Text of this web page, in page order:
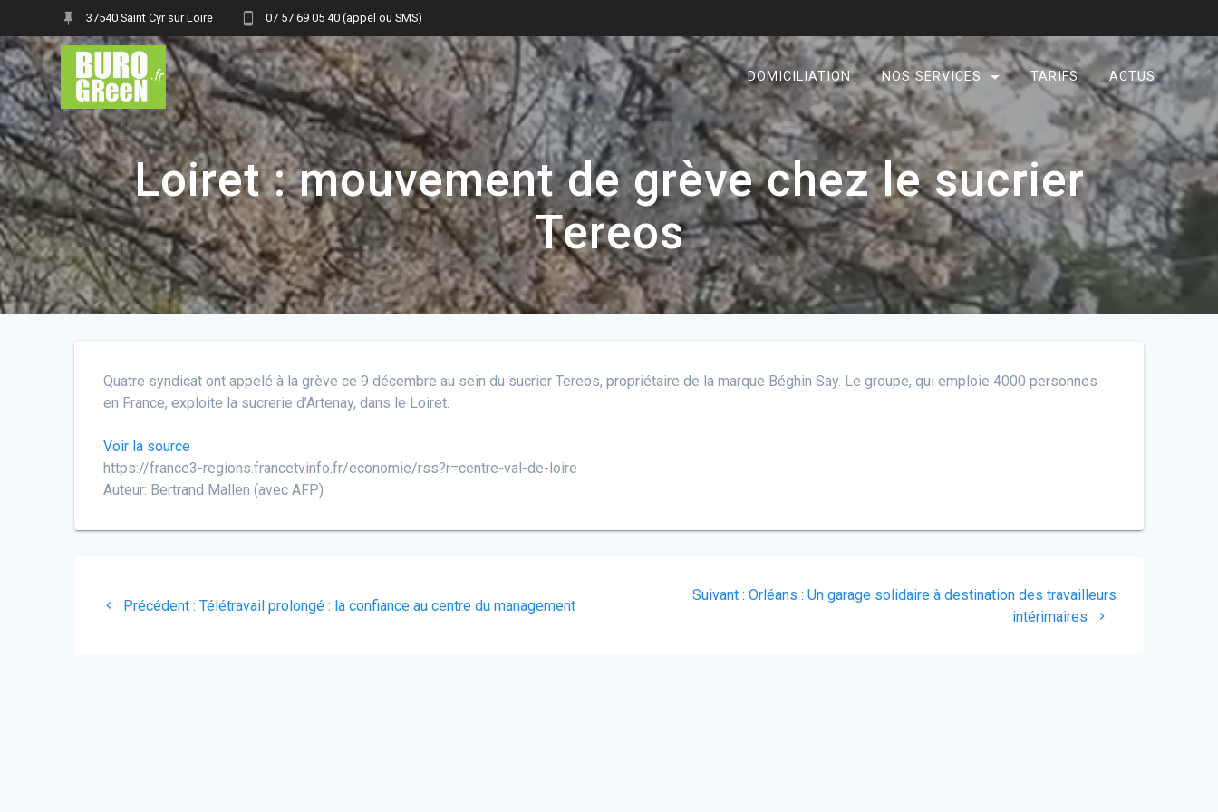
content
37540 Saint Cyr sur Loire 07 57 69 05 40 (appel ou SMS)
DOMICILIATION NOS SERVICES TARIFS ACTUS
Loiret : mouvement de grève chez le sucrier
Tereos
Quatre syndicat ont appelé à la grève ce 9 décembre au sein du sucrier Tereos, propriétaire de la marque Béghin Say. Le groupe, qui emploie 4000 personnes
en France, exploite la sucrerie d’Artenay, dans le Loiret.
Voir la source
https://france3-regions.francetvinfo.fr/economie/rss?r=centre-val-de-loire
Auteur: Bertrand Mallen (avec AFP)
de
Précédent : Article
Télétravail prolongé : la confiance au centre du management
Suivant : Article
Orléans : Un garage solidaire à destination des travailleurs
intérimaires